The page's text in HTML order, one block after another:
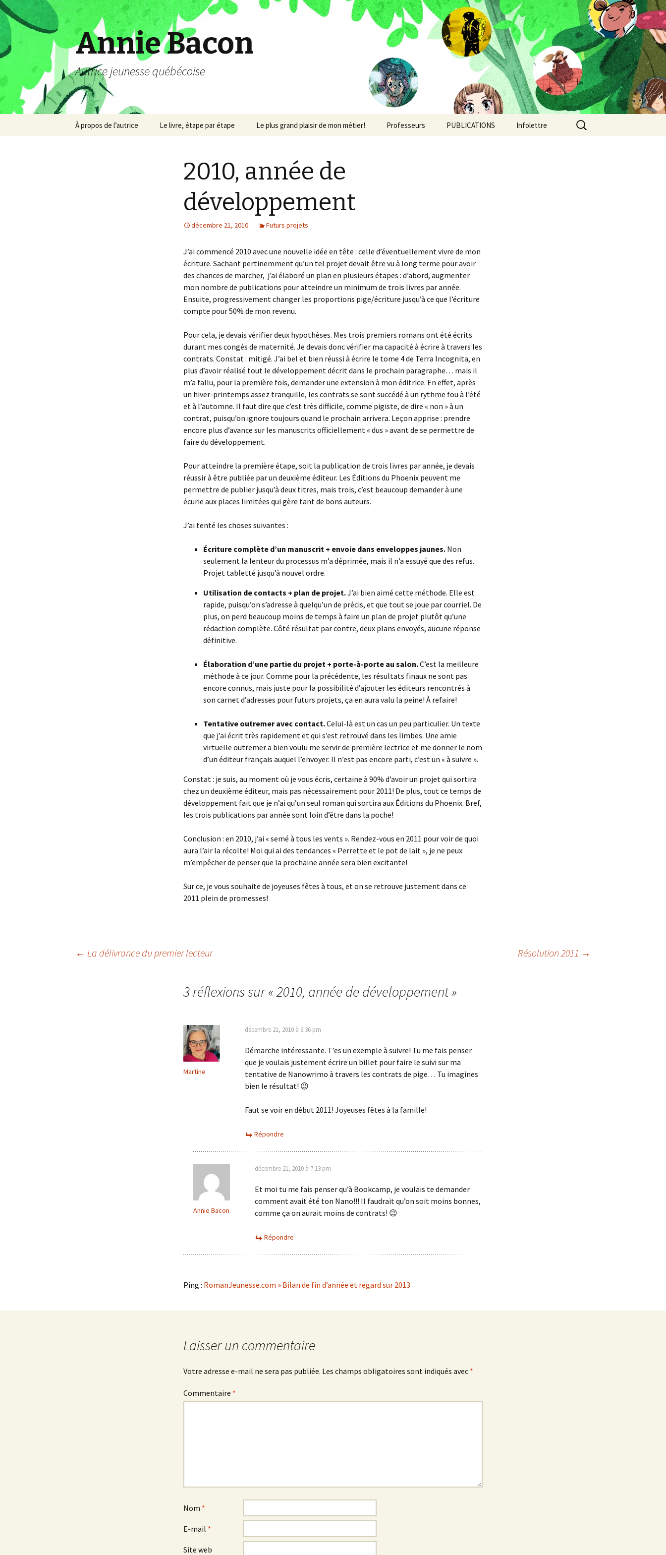
Annie Bacon
Autrice jeunesse québécoise
Aller
À propos de l’autrice Le livre, étape par étape Le plus grand plaisir de mon métier! Professeurs PUBLICATIONS
Des Nouvelles du futur
La légende de Paul
Thibault
La promesse du fleuve
Pétronille inc.
Romane et les émotis
Victor Cordi
Le Soutermonde
Simon et la galette
d’intelligence
Infolettre Rechercher :
2010, année de
développement
décembre 21, 2010 Futurs projets
J’ai commencé 2010 avec une nouvelle idée en tête : celle d’éventuellement vivre de mon
écriture. Sachant pertinemment qu’un tel projet devait être vu à long terme pour avoir
des chances de marcher, j’ai élaboré un plan en plusieurs étapes : d’abord, augmenter
mon nombre de publications pour atteindre un minimum de trois livres par année.
Ensuite, progressivement changer les proportions pige/écriture jusqu’à ce que l’écriture
compte pour 50% de mon revenu.
Pour cela, je devais vérifier deux hypothèses. Mes trois premiers romans ont été écrits
durant mes congés de maternité. Je devais donc vérifier ma capacité à écrire à travers les
contrats. Constat : mitigé. J’ai bel et bien réussi à écrire le tome 4 de Terra Incognita, en
plus d’avoir réalisé tout le développement décrit dans le prochain paragraphe… mais il
m’a fallu, pour la première fois, demander une extension à mon éditrice. En effet, après
un hiver-printemps assez tranquille, les contrats se sont succédé à un rythme fou à l’été
et à l’automne. Il faut dire que c’est très difficile, comme pigiste, de dire « non » à un
contrat, puisqu’on ignore toujours quand le prochain arrivera. Leçon apprise : prendre
encore plus d’avance sur les manuscrits officiellement « dus » avant de se permettre de
faire du développement.
Pour atteindre la première étape, soit la publication de trois livres par année, je devais
réussir à être publiée par un deuxième éditeur. Les Éditions du Phoenix peuvent me
permettre de publier jusqu’à deux titres, mais trois, c’est beaucoup demander à une
écurie aux places limitées qui gère tant de bons auteurs.
J’ai tenté les choses suivantes :
Écriture complète d’un manuscrit + envoie dans enveloppes jaunes. Non
seulement la lenteur du processus m’a déprimée, mais il n’a essuyé que des refus.
Projet tabletté jusqu’à nouvel ordre.
Utilisation de contacts + plan de projet.J’ai bien aimé cette méthode. Elle est
rapide, puisqu’on s’adresse à quelqu’un de précis, et que tout se joue par courriel. De
plus, on perd beaucoup moins de temps à faire un plan de projet plutôt qu’une
rédaction complète. Côté résultat par contre, deux plans envoyés, aucune réponse
définitive.
Élaboration d’une partie du projet + porte-à-porte au salon.C’est la meilleure
méthode à ce jour. Comme pour la précédente, les résultats finaux ne sont pas
encore connus, mais juste pour la possibilité d’ajouter les éditeurs rencontrés à
son carnet d’adresses pour futurs projets, ça en aura valu la peine! À refaire!
Tentative outremer avec contact.Celui-là est un cas un peu particulier. Un texte
que j’ai écrit très rapidement et qui s’est retrouvé dans les limbes. Une amie
virtuelle outremer a bien voulu me servir de première lectrice et me donner le nom
d’un éditeur français auquel l’envoyer. Il n’est pas encore parti, c’est un « à suivre ».
Constat : je suis, au moment où je vous écris, certaine à 90% d’avoir un projet qui sortira
chez un deuxième éditeur, mais pas nécessairement pour 2011! De plus, tout ce temps de
développement fait que je n’ai qu’un seul roman qui sortira aux Éditions du Phoenix. Bref,
les trois publications par année sont loin d’être dans la poche!
Conclusion : en 2010, j’ai « semé à tous les vents ». Rendez-vous en 2011 pour voir de quoi
aura l’air la récolte! Moi qui ai des tendances « Perrette et le pot de lait », je ne peux
m’empêcher de penser que la prochaine année sera bien excitante!
Sur ce, je vous souhaite de joyeuses fêtes à tous, et on se retrouve justement dans ce
2011 plein de promesses!
← La délivrance du premier lecteur Résolution 2011 →
3 réflexions sur «2010, année de développement»
Martine
décembre 21, 2010 à 6:36 pm
Démarche intéressante. T’es un exemple à suivre! Tu me fais penser
que je voulais justement écrire un billet pour faire le suivi sur ma
tentative de Nanowrimo à travers les contrats de pige… Tu imagines
bien le résultat! 😉
Faut se voir en début 2011! Joyeuses fêtes à la famille!
Répondre
Annie Bacon
décembre 21, 2010 à 7:13 pm
Et moi tu me fais penser qu’à Bookcamp, je voulais te demander
comment avait été ton Nano!!! Il faudrait qu’on soit moins bonnes,
comme ça on aurait moins de contrats! 😉
Répondre
Ping : RomanJeunesse.com » Bilan de fin d’année et regard sur 2013
Laisser un commentaire
Votre adresse e-mail ne sera pas publiée. Les champs obligatoires sont indiqués avec *
Commentaire *
Nom *
E-mail *
Site web